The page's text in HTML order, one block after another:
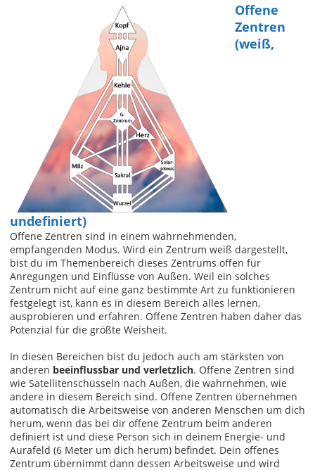
Offene
Zentren
(weiß,
undefiniert)
Offene Zentren sind in einem wahrnehmenden,
empfangenden Modus. Wird ein Zentrum weiß dargestellt,
bist du im Themenbereich dieses Zentrums offen für
Anregungen und Einflüsse von Außen. Weil ein solches
Zentrum nicht auf eine ganz bestimmte Art zu funktionieren
festgelegt ist, kann es in diesem Bereich alles lernen,
ausprobieren und erfahren. Offene Zentren haben daher das
Potenzial für die größte Weisheit.
In diesen Bereichen bist du jedoch auch am stärksten von
anderen beeinflussbar und verletzlich. Offene Zentren sind
wie Satellitenschüsseln nach Außen, die wahrnehmen, wie
andere in diesem Bereich sind. Offene Zentren übernehmen
automatisch die Arbeitsweise von anderen Menschen um dich
herum, wenn das bei dir offene Zentrum beim anderen
definiert ist und diese Person sich in deinem Energie- und
Aurafeld (6 Meter um dich herum) befindet. Dein offenes
Zentrum übernimmt dann dessen Arbeitsweise und wird